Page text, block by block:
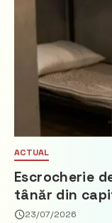
ACTUAL
Escrocherie
tânăr din
închisoare
23/07/2026